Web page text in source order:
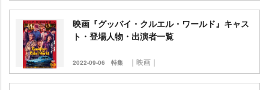
映画『グッバイ・クルエル・ワールド』キャス
ト・登場人物・出演者一覧
2022-09-06 特集 ｜映画｜